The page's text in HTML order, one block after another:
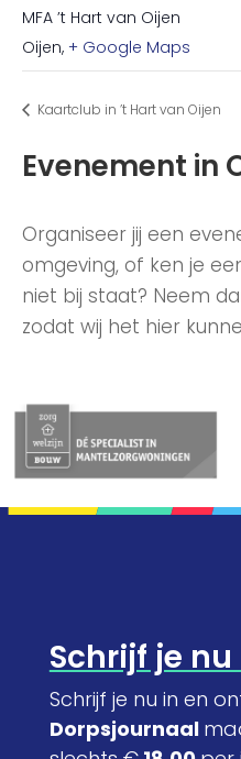
MFA ’t Hart van Oijen
Oijen, + Google Maps
Kaartclub in ’t Hart van Oijen
Evenement in
Organiseer jij een
omgeving, of ken je
niet bij staat? Neem
zodat wij het hier
Schrijf je nu
Schrijf je nu in en
Dorpsjournaal